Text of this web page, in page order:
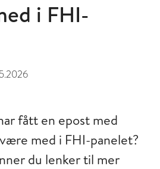
i FHI-
fått en epost med
med i FHI-panelet?
du lenker til mer